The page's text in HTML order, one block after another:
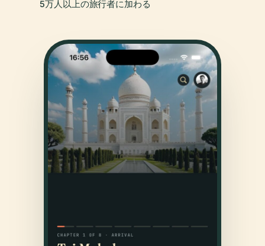
5万人以上の旅行者に加わる